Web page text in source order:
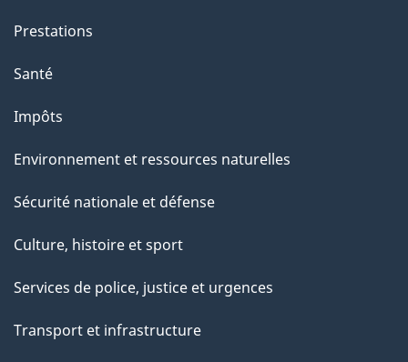
Prestations
Santé
Impôts
Environnement et ressources naturelles
Sécurité nationale et défense
Culture, histoire et sport
Services de police, justice et urgences
Transport et infrastructure